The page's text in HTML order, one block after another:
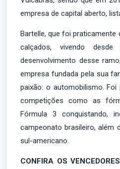
empresa de capital aberto,
Bartelle, que foi
calçados, vivendo
desenvolvimento desse
empresa fundada pela sua
paixão: o automobilismo.
competições como as
Fórmula 3 conquistando,
campeonato brasileiro, além
sul-americano.
CONFIRA OS